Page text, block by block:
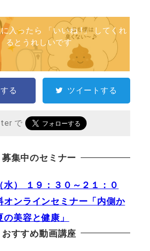
入ったら 「いいね !」 してくれ
るとうれしいです
る ツイートする
で
募集中のセミナー
水） １９：３０～２１：０
ンラインセミナー「内側か
美容と健康」
おすすめ動画講座